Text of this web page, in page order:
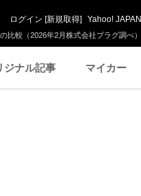
較（2026年2月株式会社プラグ調べ）
ログイン [新規取得] Yahoo! JAPAN
ジナル記事 マイカー